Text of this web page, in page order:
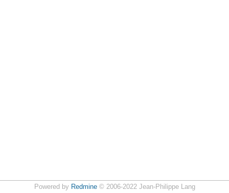
Powered by Redmine© 2006-2022 Jean-Philippe Lang